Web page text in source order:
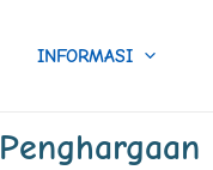
INFORMASI